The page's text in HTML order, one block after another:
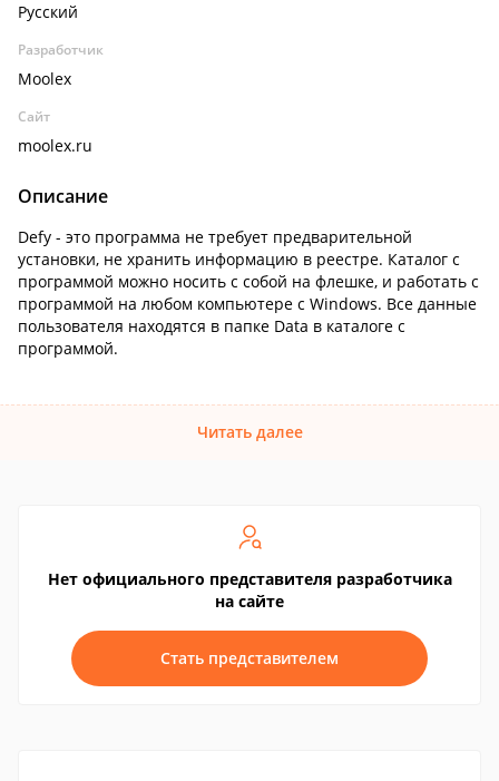
Русский
Разработчик
Moolex
Сайт
moolex.ru
Описание
Defy - это программа не требует предварительной
установки, не хранить информацию в реестре. Каталог с
программой можно носить с собой на флешке, и работать с
программой на любом компьютере с Windows. Все данные
пользователя находятся в папке Data в каталоге с
программой.
Читать далее
Нет официального представителя разработчика
на сайте
Стать представителем